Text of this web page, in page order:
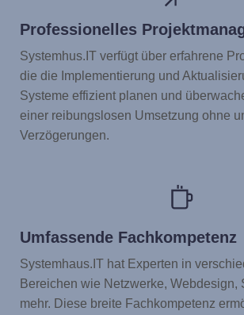
Professionelles
Systemhus.IT verfügt über erfahrene
die die Implementierung und
Systeme effizient planen und
einer reibungslosen Umsetzung ohne
Verzögerungen.
Umfassende Fachkompetenz
Systemhaus.IT hat Experten in
Bereichen wie Netzwerke, Webdesign,
mehr. Diese breite Fachkompetenz